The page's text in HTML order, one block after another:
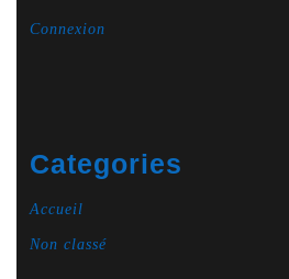
Connexion
Categories
Accueil
Non classé